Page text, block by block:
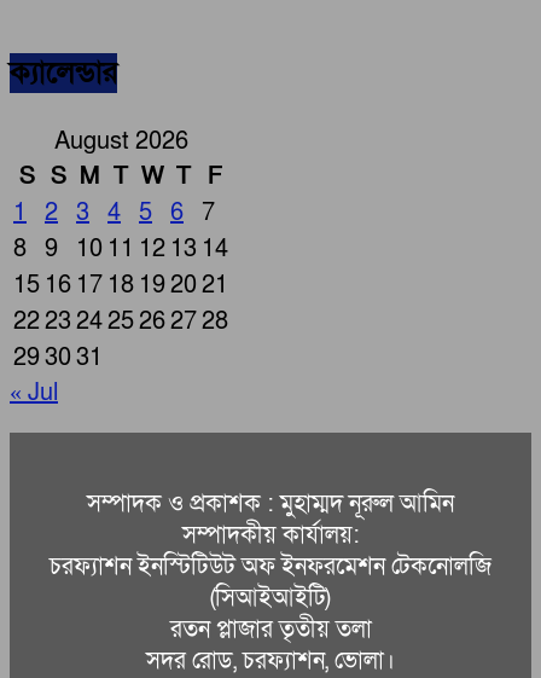
ক্যালেন্ডার
August 2026
S S M T W T F
1
2 3 4 5 6
7
8 9 10 11 12 13 14
15 16 17 18 192021
22232425262728
293031
« Jul
সম্পাদক ও প্রকাশক : মুহাম্মদ নূরুল আমিন
সম্পাদকীয় কার্যালয়:
চরফ্যাশন ইনস্টিটিউট অফ ইনফরমেশন টেকনোলজি
(সিআইআইটি)
রতন প্লাজার তৃতীয় তলা
সদর রোড, চরফ্যাশন, ভোলা।